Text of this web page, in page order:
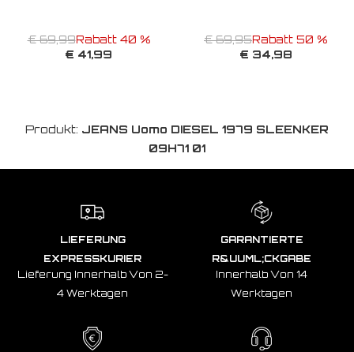
€ 69,99Rabatt 40 %
€ 41,99
€ 69,95Rabatt 50 %
€ 34,98
Produkt: JEANS Uomo DIESEL 1979 SLEENKER
09H71 01
LIEFERUNG
EXPRESSKURIER
Lieferung Innerhalb Von 2-
4 Werktagen
GARANTIERTE
R&UUML;CKGABE
Innerhalb Von 14
Werktagen